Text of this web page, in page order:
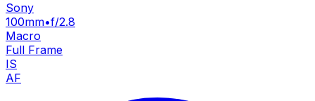
Sony
100mm•f/2.8
Macro
Full Frame
IS
AF